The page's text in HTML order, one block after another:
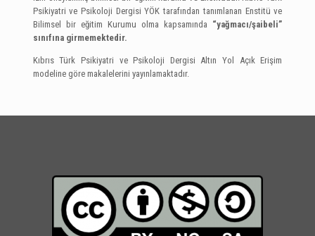
Psikiyatri ve Psikoloji Dergisi YÖK tarafından tanımlanan Enstitü ve
Bilimsel bir eğitim Kurumu olma kapsamında “yağmacı/şaibeli”
sınıfına girmemektedir.
Kıbrıs Türk Psikiyatri ve Psikoloji Dergisi Altın Yol Açık Erişim
modeline göre makalelerini yayınlamaktadır.